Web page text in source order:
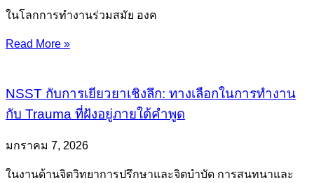
ในโลกการทำงานร่วมสมัย องค
Read More »
NSST กับการเยียวยาเชิงลึก: ทางเลือกในการทำงาน
กับ Trauma ที่ฝังอยู่ภายใต้คำพูด
มกราคม 7, 2026
ในงานด้านจิตวิทยาการปรึกษาและจิตบำบัด การสนทนาและ